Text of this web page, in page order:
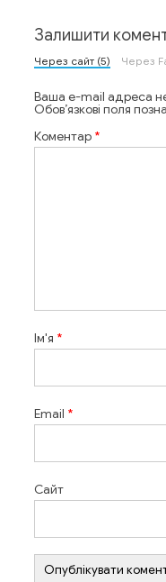
Залишити
Через сайт (5) Через
Ваша e-mail адреса
Обов’язкові поля
Коментар *
Ім'я *
Email *
Сайт